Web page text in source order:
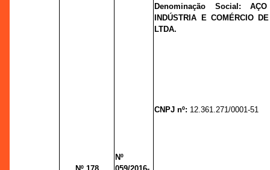
Nº
Denominação Social: AÇO
INDÚSTRIA E COMÉRCIO
LTDA.
CNPJ nº: 12.361.271/0001-51